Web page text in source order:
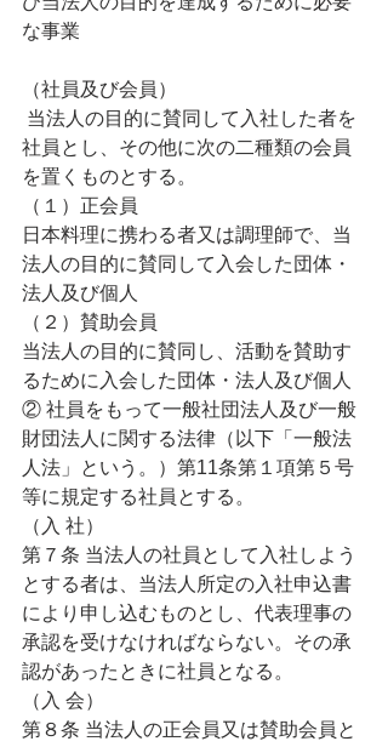
な事業
（社員及び会員）
社員とし、その他に次の二種類の会員
を置くものとする。
（１）正会員
日本料理に携わる者又は調理師で、当
法人の目的に賛同して入会した団体・
法人及び個人
（２）賛助会員
当法人の目的に賛同し、活動を賛助す
るために入会した団体・法人及び個人
② 社員をもって一般社団法人及び一般
財団法人に関する法律（以下「一般法
人法」という。）第11条第１項第５号
等に規定する社員とする。
（入 社）
第７条 当法人の社員として入社しよう
とする者は、当法人所定の入社申込書
により申し込むものとし、代表理事の
承認を受けなければならない。その承
認があったときに社員となる。
（入 会）
第８条 当法人の正会員又は賛助会員と